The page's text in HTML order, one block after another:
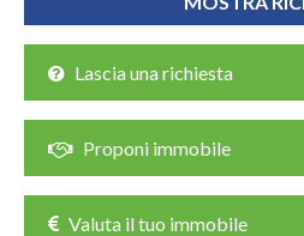
Lascia una richiesta
Proponi immobile
Valuta il tuo immobile